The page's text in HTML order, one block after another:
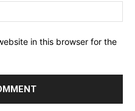
in this browser for the